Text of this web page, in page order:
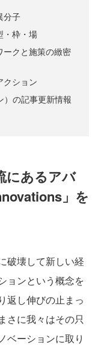
分子
・枠・場
ークと施策の緻密
クション
の記事更新情報
にあるアバ
」を
破壊して新しい経
ョンという概念を
返し伸びの止まっ
さに我々はその只
ベーションに取り